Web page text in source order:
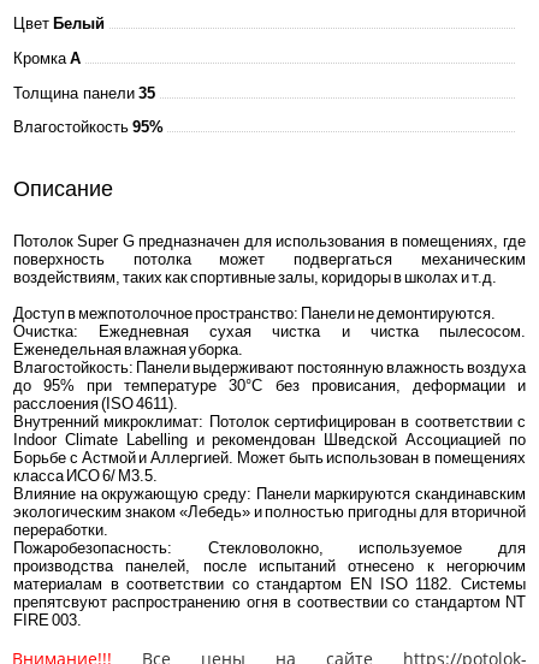
Цвет Белый
Кромка A
Толщина панели 35
Влагостойкость 95%
Описание
Потолок Super G предназначен для использования в помещениях, где
поверхность потолка может подвергаться механическим
воздействиям, таких как спортивные залы, коридоры в школах и т.д.
Доступ в межпотолочное пространство: Панели не демонтируются.
Очистка: Ежедневная сухая чистка и чистка пылесосом.
Еженедельная влажная уборка.
Влагостойкость: Панели выдерживают постоянную влажность воздуха
до 95% при температуре 30°C без провисания, деформации и
расслоения (ISO 4611).
Внутренний микроклимат: Потолок сертифицирован в соответствии с
Indoor Climate Labelling и рекомендован Шведской Ассоциацией по
Борьбе с Астмой и Аллергией. Может быть использован в помещениях
класса ИСО 6/ М3.5.
Влияние на окружающую среду: Панели маркируются скандинавским
экологическим знаком «Лебедь» и полностью пригодны для вторичной
переработки.
Пожаробезопасность: Стекловолокно, используемое для
производства панелей, после испытаний отнесено к негорючим
материалам в соответствии со стандартом EN ISO 1182. Системы
препятсвуют распространению огня в соотвествии со стандартом NT
FIRE 003.
Внимание!!! Все цены на сайте https://potolok-